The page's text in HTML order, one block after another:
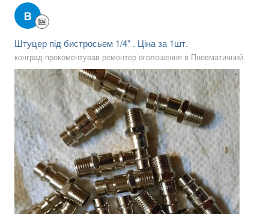
Штуцер під бистросьем 1/4" . Ціна за 1шт.
конград прокоментував ремонтер оголошення в Пневматичний